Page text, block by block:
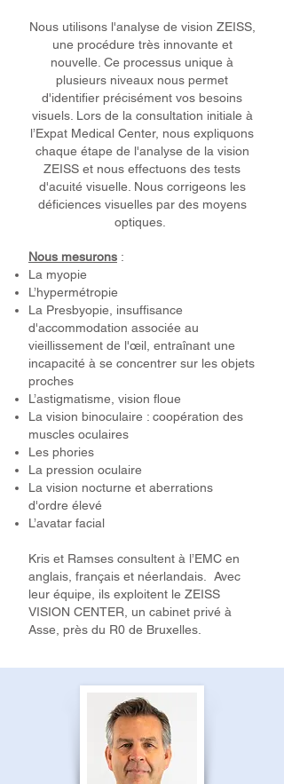
Nous utilisons l'analyse de vision ZEISS,
une procédure très innovante et
nouvelle. Ce processus unique à
plusieurs niveaux nous permet
d'identifier précisément vos besoins
visuels. Lors de la consultation initiale à
l’Expat Medical Center, nous expliquons
chaque étape de l'analyse de la vision
ZEISS et nous effectuons des tests
d'acuité visuelle. Nous corrigeons les
déficiences visuelles par des moyens
optiques.
Nous mesurons :
La myopie
L’hypermétropie
La Presbyopie, insuffisance
d'accommodation associée au
vieillissement de l'œil, entraînant une
incapacité à se concentrer sur les objets
proches
L’astigmatisme, vision floue
La vision binoculaire : coopération des
muscles oculaires
Les phories
La pression oculaire
La vision nocturne et aberrations
d'ordre élevé
L’avatar facial
Kris et Ramses consultent à l’EMC en
anglais, français et néerlandais. Avec
leur équipe, ils exploitent le ZEISS
VISION CENTER, un cabinet privé à
Asse, près du R0 de Bruxelles.